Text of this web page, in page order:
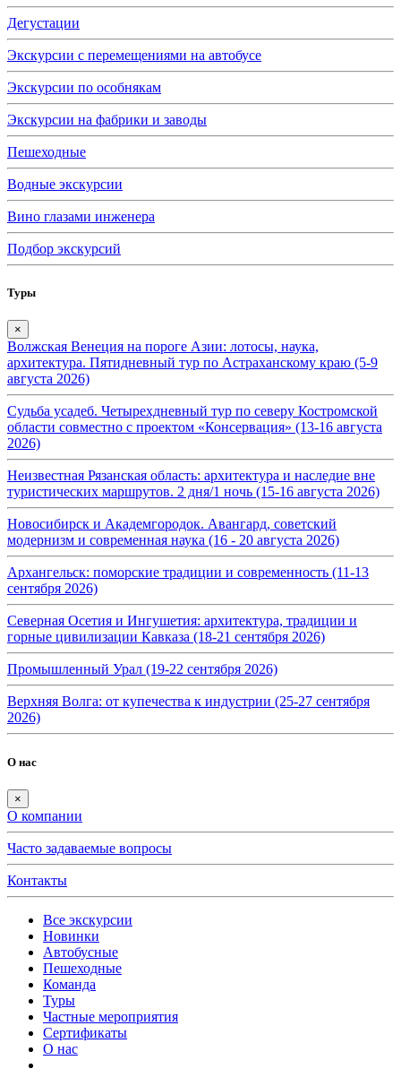
Дегустации
Экскурсии с перемещениями на автобусе
Экскурсии по особнякам
Экскурсии на фабрики и заводы
Пешеходные
Водные экскурсии
Вино глазами инженера
Подбор экскурсий
Туры
×
Волжская Венеция на пороге Азии: лотосы, наука,
архитектура. Пятидневный тур по Астраханскому краю (5-9
августа 2026)
Судьба усадеб. Четырехдневный тур по северу Костромской
области совместно с проектом «Консервация» (13-16 августа
2026)
Неизвестная Рязанская область: архитектура и наследие вне
туристических маршрутов. 2 дня/1 ночь (15-16 августа 2026)
Новосибирск и Академгородок. Авангард, советский
модернизм и современная наука (16 - 20 августа 2026)
Архангельск: поморские традиции и современность (11-13
сентября 2026)
Северная Осетия и Ингушетия: архитектура, традиции и
горные цивилизации Кавказа (18-21 сентября 2026)
Промышленный Урал (19-22 сентября 2026)
Верхняя Волга: от купечества к индустрии (25-27 сентября
2026)
О нас
×
О компании
Часто задаваемые вопросы
Контакты
Все экскурсии
Новинки
Автобусные
Пешеходные
Команда
Туры
Частные мероприятия
Сертификаты
О нас